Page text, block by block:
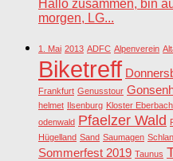
Hallo zusammen, bin
morgen, LG...
1. Mai 2013 ADFC Alpenverein
Biketreff
Frankfurt Genusstour
helmet Ilsenburg Kloster Eberbach
odenwald Pfaelzer Wald
Hügelland Sand Saumagen
Sommerfest 2019 Taunus